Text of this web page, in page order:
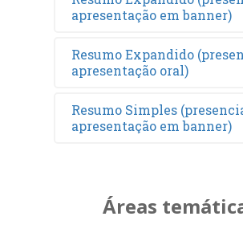
apresentação em banner)
Resumo Expandido
apresentação oral)
Resumo Simples
apresentação em banner)
Áreas